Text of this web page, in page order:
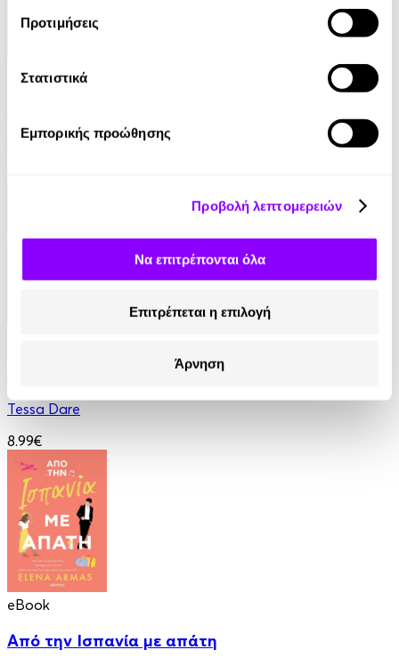
Προτιμήσεις
Στατιστικά
Εμπορικής προώθησης
Προβολή λεπτομερειών
Να επιτρέπονται όλα
Επιτρέπεται η επιλογή
Άρνηση
eBook
Colleen Hoover
Οι κανόνες μιας δούκισσας
Tessa Dare
8.99€
eBook
Από την Ισπανία με απάτη